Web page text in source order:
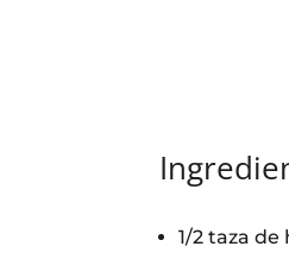
1/2 taza